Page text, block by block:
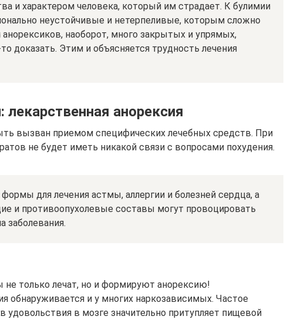
и характером человека, который им страдает. К булимии
неустойчивые и нетерпеливые, которым сложно
наоборот, много закрытых и упрямых,
доказать. Этим и объясняется трудность лечения
анорексия
вызван приемом специфических лечебных средств. При
не будет иметь никакой связи с вопросами похудения.
для лечения астмы, аллергии и болезней сердца, а
и противоопухолевые составы могут провоцировать
заболевания.
только лечат, но и формируют анорексию!
обнаруживается и у многих наркозависимых. Частое
удовольствия в мозге значительно притупляет пищевой